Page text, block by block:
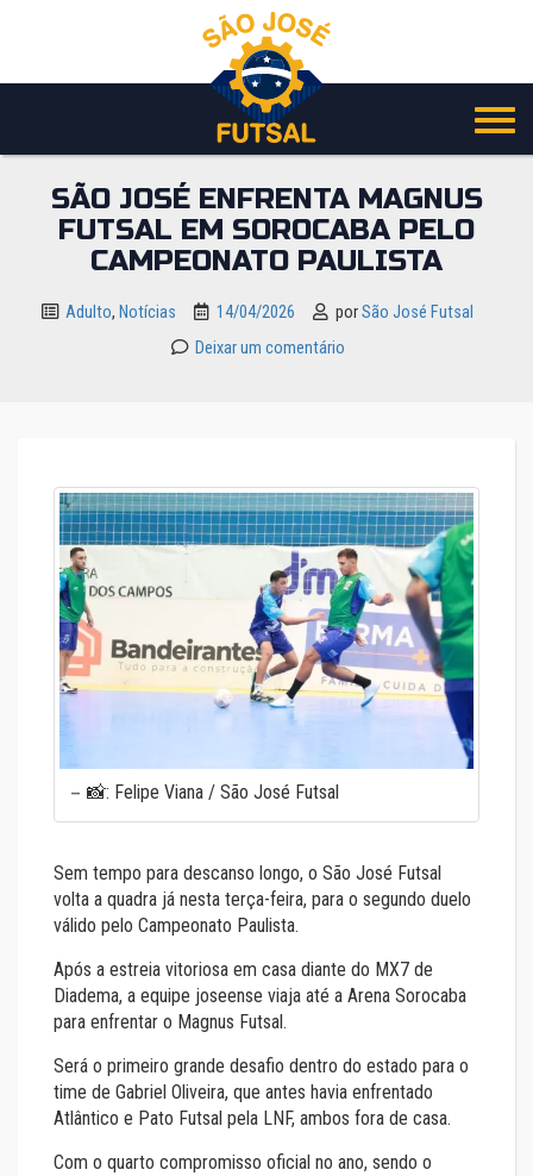
o
SÃO JOSÉ ENFRENTA MAGNUS
FUTSAL EM SOROCABA PELO
CAMPEONATO PAULISTA
Adulto, Notícias 14/04/2026 porSão José Futsal
Deixar um comentário
📸: Felipe Viana / São José Futsal
Sem tempo para descanso longo, o São José Futsal
volta a quadra já nesta terça-feira, para o segundo duelo
válido pelo Campeonato Paulista.
Após a estreia vitoriosa em casa diante do MX7 de
Diadema, a equipe joseense viaja até a Arena Sorocaba
para enfrentar o Magnus Futsal.
Será o primeiro grande desafio dentro do estado para o
time de Gabriel Oliveira, que antes havia enfrentado
Atlântico e Pato Futsal pela LNF, ambos fora de casa.
Com o quarto compromisso oficial no ano, sendo o